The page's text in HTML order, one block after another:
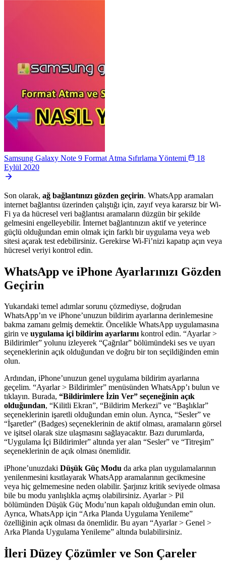
Samsung Galaxy Note 9 Format Atma Sıfırlama Yöntemi
18
Eylül 2020
Son olarak, ağ bağlantınızı gözden geçirin. WhatsApp aramaları
internet bağlantısı üzerinden çalıştığı için, zayıf veya kararsız bir Wi-
Fi ya da hücresel veri bağlantısı aramaların düzgün bir şekilde
gelmesini engelleyebilir. İnternet bağlantınızın aktif ve yeterince
güçlü olduğundan emin olmak için farklı bir uygulama veya web
sitesi açarak test edebilirsiniz. Gerekirse Wi-Fi’nizi kapatıp açın veya
hücresel veriyi kontrol edin.
WhatsApp ve iPhone Ayarlarınızı Gözden
Geçirin
Yukarıdaki temel adımlar sorunu çözmediyse, doğrudan
WhatsApp’ın ve iPhone’unuzun bildirim ayarlarına derinlemesine
bakma zamanı gelmiş demektir. Öncelikle WhatsApp uygulamasına
girin ve uygulama içi bildirim ayarlarınıkontrol edin. “Ayarlar >
Bildirimler” yolunu izleyerek “Çağrılar” bölümündeki ses ve uyarı
seçeneklerinin açık olduğundan ve doğru bir ton seçildiğinden emin
olun.
Ardından, iPhone’unuzun genel uygulama bildirim ayarlarına
geçelim. “Ayarlar > Bildirimler” menüsünden WhatsApp’ı bulun ve
tıklayın. Burada, “Bildirimlere İzin Ver” seçeneğinin açık
olduğundan, “Kilitli Ekran”, “Bildirim Merkezi” ve “Başlıklar”
seçeneklerinin işaretli olduğundan emin olun. Ayrıca, “Sesler” ve
“İşaretler” (Badges) seçeneklerinin de aktif olması, aramaların görsel
ve işitsel olarak size ulaşmasını sağlayacaktır. Bazı durumlarda,
“Uygulama İçi Bildirimler” altında yer alan “Sesler” ve “Titreşim”
seçeneklerinin de açık olması önemlidir.
iPhone’unuzdaki Düşük Güç Modu da arka plan uygulamalarının
yenilenmesini kısıtlayarak WhatsApp aramalarının gecikmesine
veya hiç gelmemesine neden olabilir. Şarjınız kritik seviyede olmasa
bile bu modu yanlışlıkla açmış olabilirsiniz. Ayarlar > Pil
bölümünden Düşük Güç Modu’nun kapalı olduğundan emin olun.
Ayrıca, WhatsApp için “Arka Planda Uygulama Yenileme”
özelliğinin açık olması da önemlidir. Bu ayarı “Ayarlar > Genel >
Arka Planda Uygulama Yenileme” altında bulabilirsiniz.
İleri Düzey Çözümler ve Son Çareler